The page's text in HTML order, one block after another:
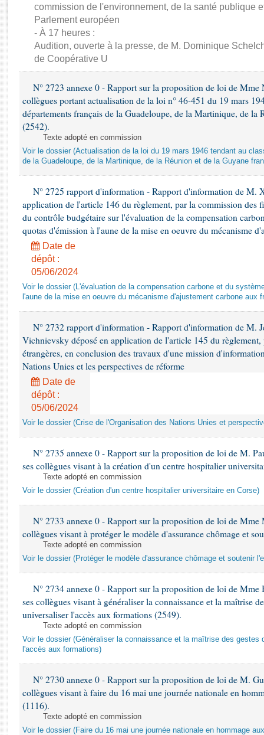
Rapports d'enquête
Rapports législatifs
Rapports sur l'application des lois
Baromètre de l’application des lois
Budget et sécurité sociale
Questions écrites et orales
Comptes rendus des débats
commission de l'environnement, de la santé publique
Parlement européen
- À 17 heures :
Audition, ouverte à la presse, de M. Dominique
de Coopérative U
N° 2723 annexe 0 - Rapport sur la proposition de loi de Mme
collègues portant actualisation de la loi n° 46-451 du 19 mars
départements français de la Guadeloupe, de la Martinique, de la
(2542).
Texte adopté en commission
Voir le dossier (Actualisation de la loi du 19 mars 1946 tendant au
de la Guadeloupe, de la Martinique, de la Réunion et de la Guyane
N° 2725 rapport d'information - Rapport d'information de M.
application de l'article 146 du règlement, par la commission des
du contrôle budgétaire sur l'évaluation de la compensation
quotas d'émission à l'aune de la mise en oeuvre du mécanisme
Date de
dépôt :
05/06/2024
Voir le dossier (L'évaluation de la compensation carbone et du
l'aune de la mise en oeuvre du mécanisme d'ajustement carbone aux
N° 2732 rapport d'information - Rapport d'information de M.
Vichnievsky déposé en application de l'article 145 du règlement,
étrangères, en conclusion des travaux d'une mission
Nations Unies et les perspectives de réforme
Date de
dépôt :
05/06/2024
Voir le dossier (Crise de l'Organisation des Nations Unies et
N° 2735 annexe 0 - Rapport sur la proposition de loi de M.
ses collègues visant à la création d'un centre hospitalier
Texte adopté en commission
Voir le dossier (Création d'un centre hospitalier universitaire en Corse)
N° 2733 annexe 0 - Rapport sur la proposition de loi de Mme
collègues visant à protéger le modèle d'assurance chômage et
Texte adopté en commission
Voir le dossier (Protéger le modèle d'assurance chômage et soutenir
N° 2734 annexe 0 - Rapport sur la proposition de loi de Mme
ses collègues visant à généraliser la connaissance et la maîtrise
universaliser l'accès aux formations (2549).
Texte adopté en commission
Voir le dossier (Généraliser la connaissance et la maîtrise des gestes
l'accès aux formations)
N° 2730 annexe 0 - Rapport sur la proposition de loi de M.
collègues visant à faire du 16 mai une journée nationale en
(1116).
Texte adopté en commission
Voir le dossier (Faire du 16 mai une journée nationale en hommage